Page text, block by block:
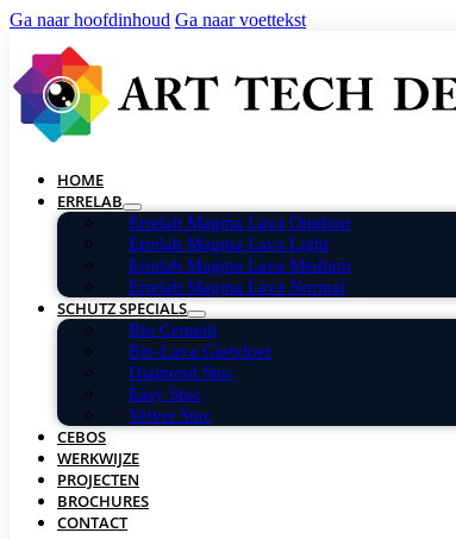
Ga naar hoofdinhoud Ga naar voettekst
HOME
ERRELAB
Errelab Magma Lava Outdoor
Errelab Magma Lava Light
Errelab Magma Lava Medium
Errelab Magma Lava Normal
SCHUTZ SPECIALS
Bio Cement
Bio-Lava Gietvloer
Diamond Stuc
Easy Stuc
Velvet Stuc
CEBOS
WERKWIJZE
PROJECTEN
BROCHURES
CONTACT